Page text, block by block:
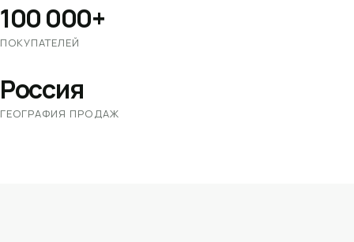
100 000+
ПОКУПАТЕЛЕЙ
Россия
ГЕОГРАФИЯ ПРОДАЖ